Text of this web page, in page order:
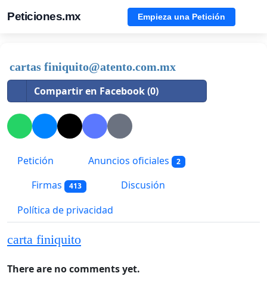
Peticiones.mx Empieza una Petición
cartas finiquito@atento.com.mx
Compartir en Facebook (0)
Petición Anuncios oficiales 2
Firmas 413
Discusión
Política de privacidad
carta finiquito
There are no comments yet.